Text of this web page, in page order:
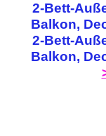
2-Bett-
Balkon,
2-Bett-
Balkon,